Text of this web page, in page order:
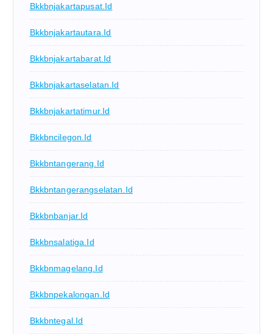
Bkkbnjakartapusat.id
Bkkbnjakartautara.id
Bkkbnjakartabarat.id
Bkkbnjakartaselatan.id
Bkkbnjakartatimur.id
Bkkbncilegon.id
Bkkbntangerang.id
Bkkbntangerangselatan.id
Bkkbnbanjar.id
Bkkbnsalatiga.id
Bkkbnmagelang.id
Bkkbnpekalongan.id
Bkkbntegal.id